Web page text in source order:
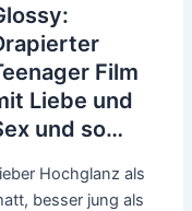
Film
Liebe und
und so…
Hochglanz als
besser jung als